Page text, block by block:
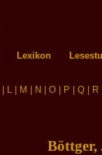
Lexikon
L M N O P Q R
Böttger,